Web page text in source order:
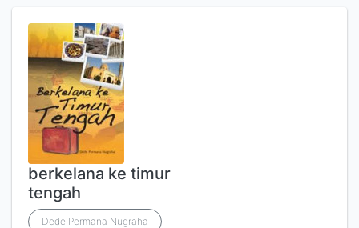
berkelana ke timur
tengah
Dede Permana Nugraha